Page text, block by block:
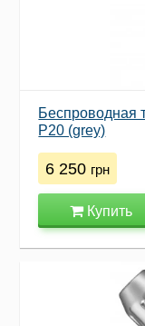
Беспроводная
Р20 (grey)
6 250 грн
Купить